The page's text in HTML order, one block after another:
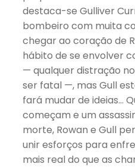
destaca-se Gulliver
bombeiro com muita
chegar ao coração de
hábito de se envolver
— qualquer distração
ser fatal —, mas Gull
fará mudar de ideias…
começam e um
morte, Rowan e Gull
unir esforços para
mais real do que as